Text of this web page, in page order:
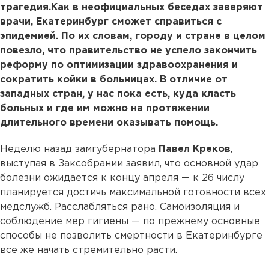
трагедия.Как в неофициальных беседах заверяют
врачи, Екатеринбург сможет справиться с
эпидемией. По их словам, городу и стране в целом
повезло, что правительство не успело закончить
реформу по оптимизации здравоохранения и
сократить койки в больницах. В отличие от
западных стран, у нас пока есть, куда класть
больных и где им можно на протяжении
длительного времени оказывать помощь.
Неделю назад замгубернатора Павел Креков,
выступая в Заксобрании заявил, что основной удар
болезни ожидается к концу апреля — к 26 числу
планируется достичь максимальной готовности всех
медслужб. Расслабляться рано. Самоизоляция и
соблюдение мер гигиены — по прежнему основные
способы не позволить смертности в Екатеринбурге
все же начать стремительно расти.